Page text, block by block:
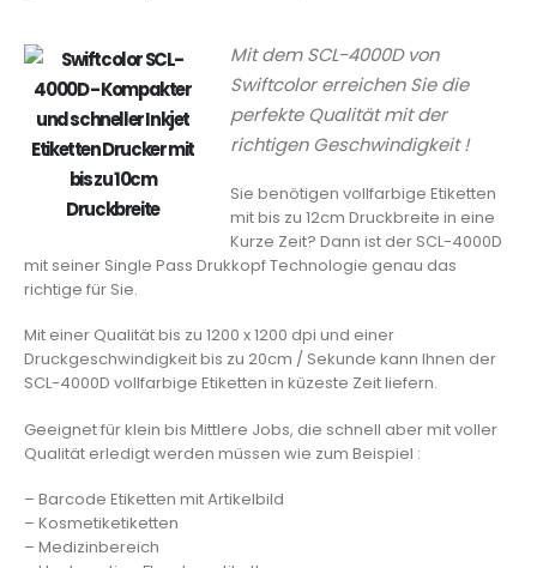
Mit dem SCL-4000D von
Swiftcolor erreichen Sie die
perfekte Qualität mit der
richtigen Geschwindigkeit !
Sie benötigen vollfarbige Etiketten
mit bis zu 12cm Druckbreite in eine
Kurze Zeit? Dann ist der SCL-4000D
mit seiner Single Pass Drukkopf Technologie genau das
richtige für Sie.
Mit einer Qualität bis zu 1200 x 1200 dpi und einer
Druckgeschwindigkeit bis zu 20cm / Sekunde kann Ihnen der
SCL-4000D vollfarbige Etiketten in küzeste Zeit liefern.
Geeignet für klein bis Mittlere Jobs, die schnell aber mit voller
Qualität erledigt werden müssen wie zum Beispiel :
– Barcode Etiketten mit Artikelbild
– Kosmetiketiketten
– Medizinbereich